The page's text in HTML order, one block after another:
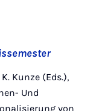
Kunze (Eds.),
Und
von